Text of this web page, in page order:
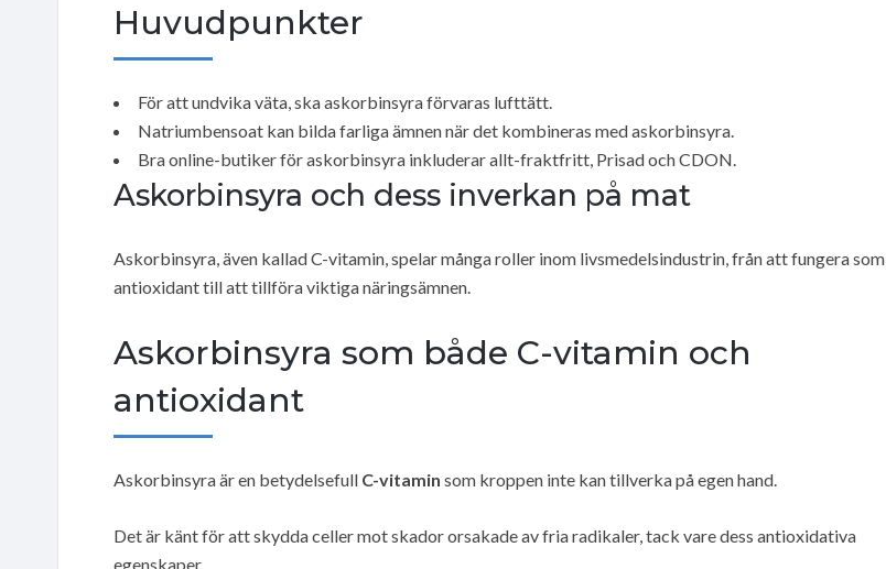
Huvudpunkter
För att undvika väta, ska askorbinsyra förvaras lufttätt.
Natriumbensoat kan bilda farliga ämnen när det kombineras med askorbinsyra.
Bra online-butiker för askorbinsyra inkluderar allt-fraktfritt, Prisad och CDON.
Askorbinsyra och dess inverkan på mat
Askorbinsyra, även kallad C-vitamin, spelar många roller inom livsmedelsindustrin, från att fungera som
antioxidant till att tillföra viktiga näringsämnen.
Askorbinsyra som både C-vitamin och
antioxidant
Askorbinsyra är en betydelsefull C-vitamin som kroppen inte kan tillverka på egen hand.
Det är känt för att skydda celler mot skador orsakade av fria radikaler, tack vare dess antioxidativa
egenskaper.